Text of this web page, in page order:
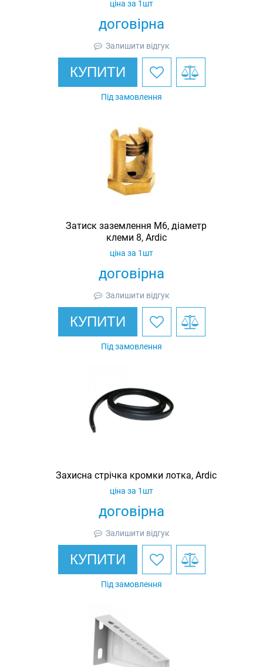
договірна
ціна за 1шт
Залишити відгук
КУПИТИ
Під замовлення
Затиск заземлення M6, діаметр
клеми 8, Ardic
договірна
ціна за 1шт
Залишити відгук
КУПИТИ
Під замовлення
Захисна стрічка кромки лотка, Ardic
договірна
ціна за 1шт
Залишити відгук
КУПИТИ
Під замовлення